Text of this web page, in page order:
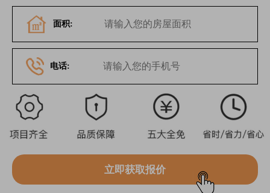
面积:
电话:
立即获取报价